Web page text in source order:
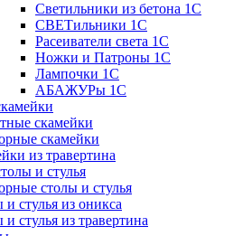
Светильники из бетона 1С
СВЕТильники 1С
Расеиватели света 1С
Ножки и Патроны 1С
Лампочки 1С
АБАЖУРы 1С
скамейки
скамейки
из травертина
и стулья
столы и стулья
стулья из оникса
стулья из травертина